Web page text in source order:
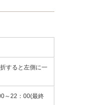
すると左側に一
～22：00(最終